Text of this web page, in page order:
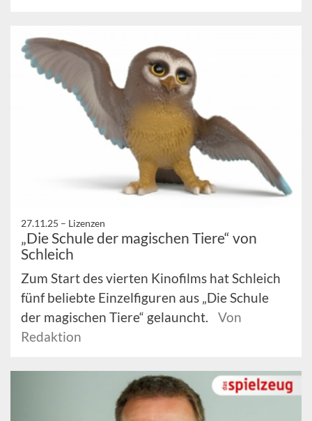
27.11.25 – Lizenzen
„Die Schule der magischen Tiere“ von
Schleich
Zum Start des vierten Kinofilms hat Schleich
fünf beliebte Einzelfiguren aus „Die Schule
der magischen Tiere“ gelauncht.
Von
Redaktion